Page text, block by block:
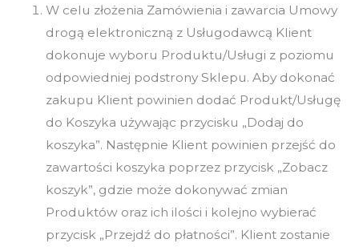
W celu złożenia Zamówienia i zawarcia Umowy
drogą elektroniczną z Usługodawcą Klient
dokonuje wyboru Produktu/Usługi z poziomu
odpowiedniej podstrony Sklepu. Aby dokonać
zakupu Klient powinien dodać Produkt/Usługę
do Koszyka używając przycisku „Dodaj do
koszyka”. Następnie Klient powinien przejść do
zawartości koszyka poprzez przycisk „Zobacz
koszyk”, gdzie może dokonywać zmian
Produktów oraz ich ilości i kolejno wybierać
przycisk „Przejdź do płatności”. Klient zostanie